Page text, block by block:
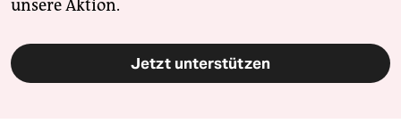
unsere Aktion.
Jetzt unterstützen